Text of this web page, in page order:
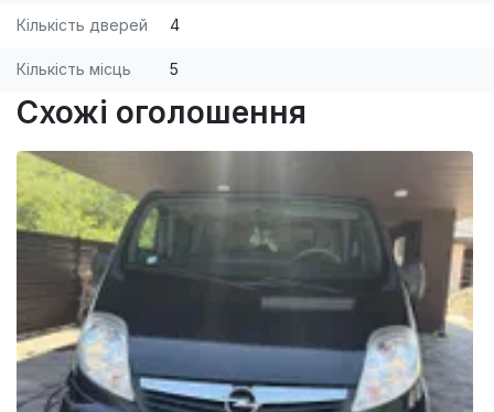
Кількість дверей 4
Кількість місць 5
Схожі оголошення